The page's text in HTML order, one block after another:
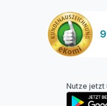
Nutze jetzt